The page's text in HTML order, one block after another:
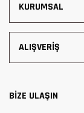
KURUMSAL
ALIŞVERİŞ
BİZE ULAŞIN